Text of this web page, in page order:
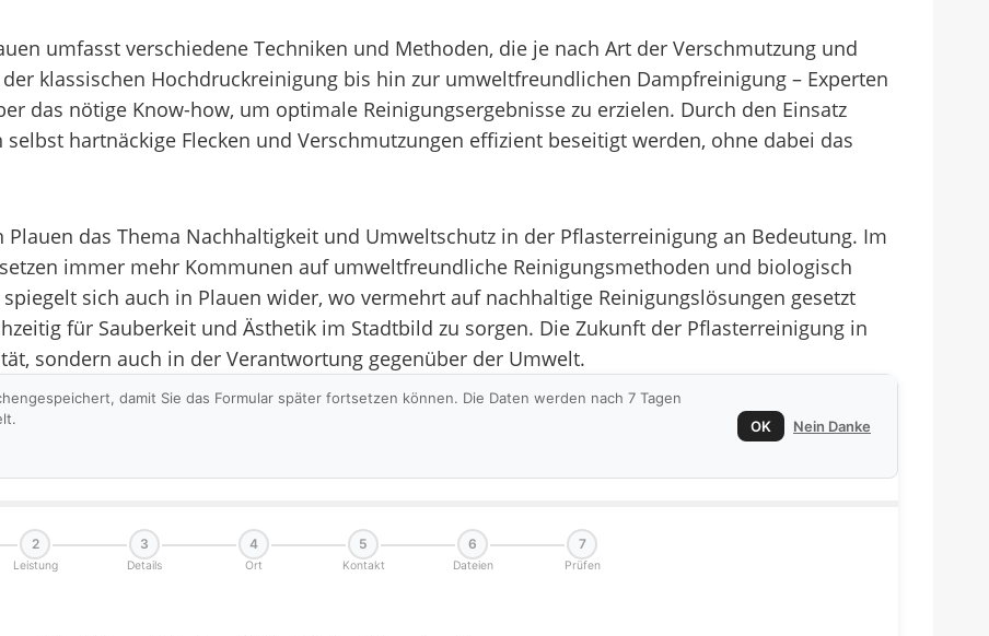
umfasst verschiedene Techniken und Methoden, die je nach Art der Verschmutzung und
klassischen Hochdruckreinigung bis hin zur umweltfreundlichen Dampfreinigung – Experten
das nötige Know-how, um optimale Reinigungsergebnisse zu erzielen. Durch den Einsatz
hartnäckige Flecken und Verschmutzungen effizient beseitigt werden, ohne dabei das
Plauen das Thema Nachhaltigkeit und Umweltschutz in der Pflasterreinigung an Bedeutung. Im
immer mehr Kommunen auf umweltfreundliche Reinigungsmethoden und biologisch
sich auch in Plauen wider, wo vermehrt auf nachhaltige Reinigungslösungen gesetzt
für Sauberkeit und Ästhetik im Stadtbild zu sorgen. Die Zukunft der Pflasterreinigung in
sondern auch in der Verantwortung gegenüber der Umwelt.
damit Sie das Formular später fortsetzen können. Die Daten werden nach 7 Tagen
OK Nein Danke
2
Leistung
3
Details
4
Ort
5
Kontakt
6
Dateien
7
Prüfen